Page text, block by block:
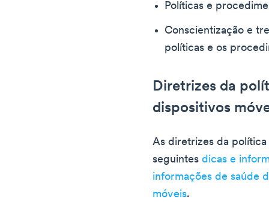
Políticas e
Conscientização e
políticas e os
Diretrizes da
dispositivos
As diretrizes da política
seguintesdicas e
informações de saúde
móveis.